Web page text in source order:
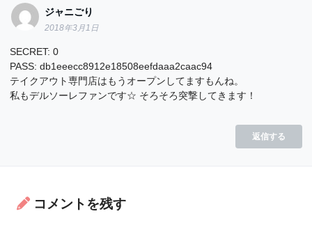
ジャニごり
2018年3月1日
SECRET: 0
PASS: db1eeecc8912e18508eefdaaa2caac94
テイクアウト専門店はもうオープンしてますもんね。
私もデルソーレファンです☆ そろそろ突撃してきます！
返信する
コメントを残す